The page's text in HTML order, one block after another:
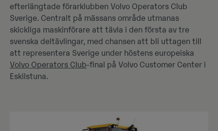
efterlängtade förarklubben Volvo Operators Club
Sverige. Centralt på mässans område utmanas
skickliga maskinförare att tävla i den första av tre
svenska deltävlingar, med chansen att bli uttagen till
att representera Sverige under höstens europeiska
Volvo Operators Club-final på Volvo Customer Center i
Eskilstuna.